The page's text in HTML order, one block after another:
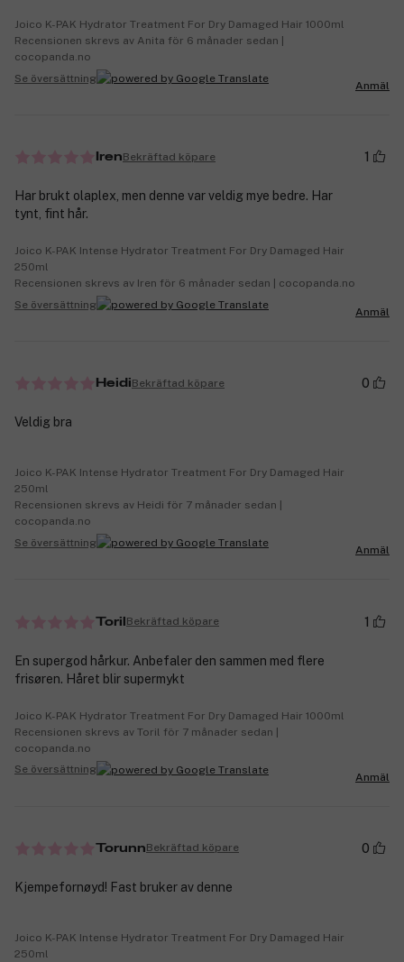
Joico K-PAK Hydrator Treatment For Dry Damaged Hair 1000ml
Recensionen skrevs av Anita för 6 månader sedan |
cocopanda.no
Se översättning
Anmäl
IrenBekräftad köpare 1
Har brukt olaplex, men denne var veldig mye bedre. Har
tynt, fint hår.
Joico K-PAK Intense Hydrator Treatment For Dry Damaged Hair
250ml
Recensionen skrevs av Iren för 6 månader sedan | cocopanda.no
Se översättning
Anmäl
HeidiBekräftad köpare 0
Veldig bra
Joico K-PAK Intense Hydrator Treatment For Dry Damaged Hair
250ml
Recensionen skrevs av Heidi för 7 månader sedan |
cocopanda.no
Se översättning
Anmäl
Toril Bekräftad köpare 1
En supergod hårkur. Anbefaler den sammen med flere
frisøren. Håret blir supermykt
Joico K-PAK Hydrator Treatment For Dry Damaged Hair 1000ml
Recensionen skrevs av Toril för 7 månader sedan |
cocopanda.no
Se översättning
Anmäl
TorunnBekräftad köpare 0
Kjempefornøyd! Fast bruker av denne
Joico K-PAK Intense Hydrator Treatment For Dry Damaged Hair
250ml